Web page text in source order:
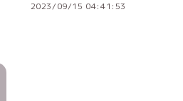
2023/09/15 04:41:53